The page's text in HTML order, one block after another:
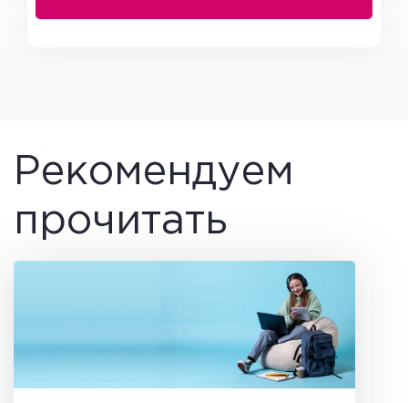
Рекомендуем
прочитать